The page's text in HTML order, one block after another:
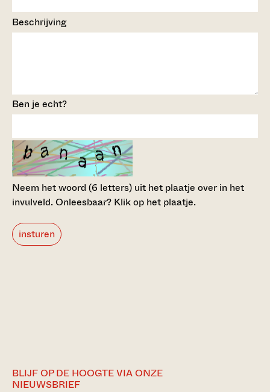
Beschrijving
Ben je echt?
Neem het woord (6 letters) uit het plaatje over in het
invulveld.Onleesbaar? Klik op het plaatje.
insturen
BLIJF OP DE HOOGTE VIA ONZE
NIEUWSBRIEF